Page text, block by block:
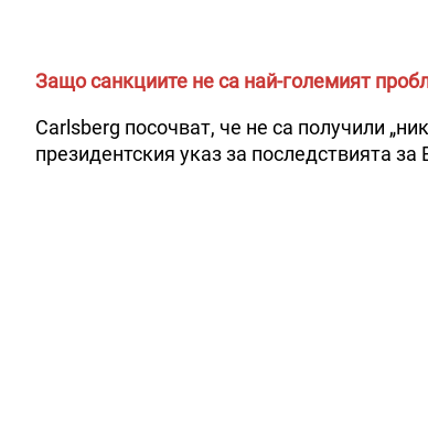
Защо санкциите не са най-големият
Carlsberg посочват, че не са получили
президентския указ за последствията за